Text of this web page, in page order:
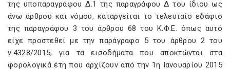
της υποπαραγράφου Δ.1 της παραγράφου Δ του ίδιου ως
άνω άρθρου και νόμου, καταργείται το τελευταίο εδάφιο
της παραγράφου 3 του άρθρου 68 του Κ.Φ.Ε. όπως αυτό
είχε προστεθεί με την παράγραφο 5 του άρθρου 2 του
ν.4328/2015, για τα εισοδήματα που αποκτώνται στα
φορολογικά έτη που αρχίζουν από την 1η Ιανουαρίου 2015